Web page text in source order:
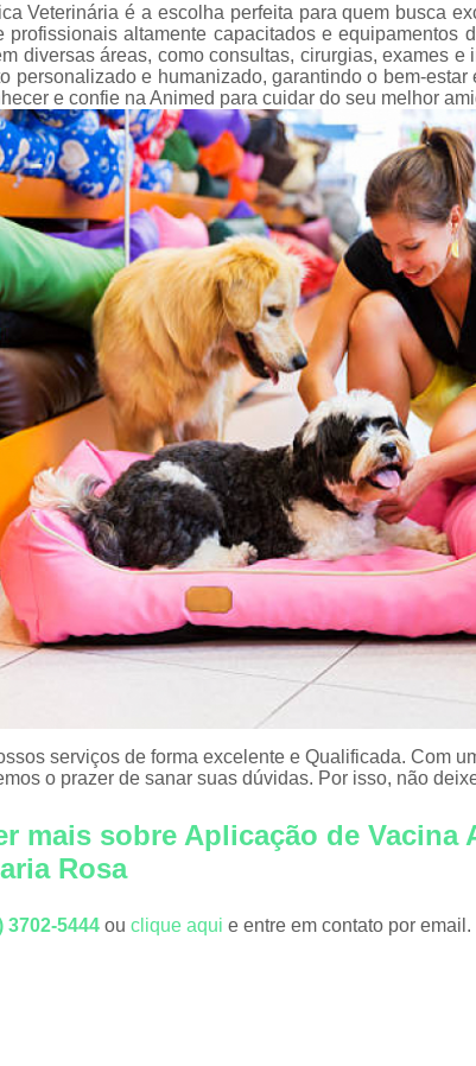
Veterinária é a escolha perfeita para quem busca
profissionais altamente capacitados e equipamentos
diversas áreas, como consultas, cirurgias, exames e
personalizado e humanizado, garantindo o bem-
e confie na Animed para cuidar do seu melhor
serviços de forma excelente e Qualificada. Com
o prazer de sanar suas dúvidas. Por isso, não
mais sobre Aplicação de Vacina
Rosa
3702-5444 ou clique aqui e entre em contato por email.